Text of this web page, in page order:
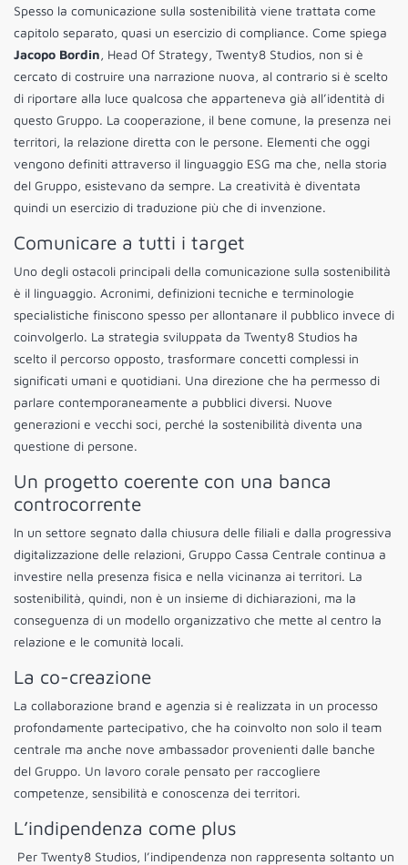
Spesso la comunicazione sulla sostenibilità viene trattata come
capitolo separato, quasi un esercizio di compliance. Come spiega
Jacopo Bordin, Head Of Strategy, Twenty8 Studios, non si è
cercato di costruire una narrazione nuova, al contrario si è scelto
di riportare alla luce qualcosa che apparteneva già all’identità di
questo Gruppo. La cooperazione, il bene comune, la presenza nei
territori, la relazione diretta con le persone. Elementi che oggi
vengono definiti attraverso il linguaggio ESG ma che, nella storia
del Gruppo, esistevano da sempre. La creatività è diventata
quindi un esercizio di traduzione più che di invenzione.
Comunicare a tutti i target
Uno degli ostacoli principali della comunicazione sulla sostenibilità
è il linguaggio. Acronimi, definizioni tecniche e terminologie
specialistiche finiscono spesso per allontanare il pubblico invece di
coinvolgerlo. La strategia sviluppata da Twenty8 Studios ha
scelto il percorso opposto, trasformare concetti complessi in
significati umani e quotidiani. Una direzione che ha permesso di
parlare contemporaneamente a pubblici diversi. Nuove
generazioni e vecchi soci, perché la sostenibilità diventa una
questione di persone.
Un progetto coerente con una banca
controcorrente
In un settore segnato dalla chiusura delle filiali e dalla progressiva
digitalizzazione delle relazioni, Gruppo Cassa Centrale continua a
investire nella presenza fisica e nella vicinanza ai territori. La
sostenibilità, quindi, non è un insieme di dichiarazioni, ma la
conseguenza di un modello organizzativo che mette al centro la
relazione e le comunità locali.
La co-creazione
La collaborazione brand e agenzia si è realizzata in un processo
profondamente partecipativo, che ha coinvolto non solo il team
centrale ma anche nove ambassador provenienti dalle banche
del Gruppo. Un lavoro corale pensato per raccogliere
competenze, sensibilità e conoscenza dei territori.
L’indipendenza come plus
Per Twenty8 Studios, l’indipendenza non rappresenta soltanto un